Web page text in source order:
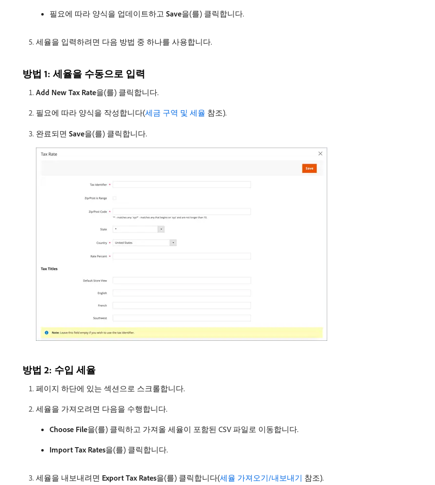
필요에 따라 양식을 업데이트하고 Save​을(를) 클릭합니다.
세율을 입력하려면 다음 방법 중 하나를 사용합니다.
방법 1: 세율을 수동으로 입력
Add New Tax Rate​을(를) 클릭합니다.
필요에 따라 양식을 작성합니다(세금 구역 및 세율 참조).
완료되면 Save​을(를) 클릭합니다.
방법 2: 수입 세율
페이지 하단에 있는 섹션으로 스크롤합니다.
세율을 가져오려면 다음을 수행합니다.
Choose File​을(를) 클릭하고 가져올 세율이 포함된 CSV 파일로 이동합니다.
Import Tax Rates​을(를) 클릭합니다.
세율을 내보내려면 Export Tax Rates​을(를) 클릭합니다(세율 가져오기/내보내기 참조).